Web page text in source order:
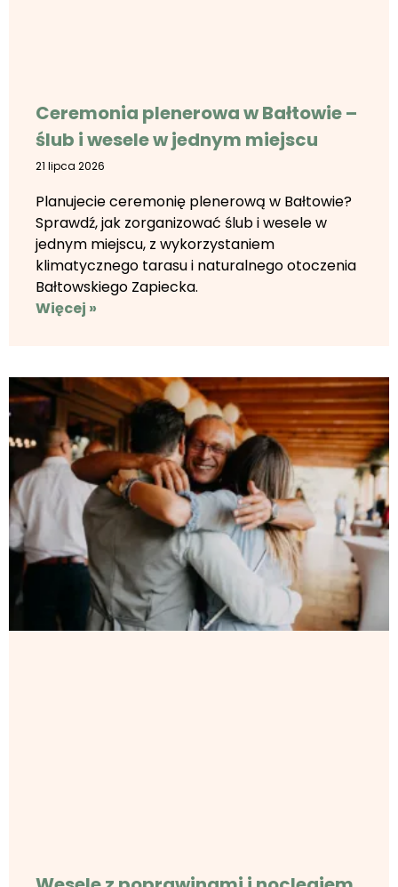
Ceremonia plenerowa w Bałtowie –
ślub i wesele w jednym miejscu
21 lipca 2026
Planujecie ceremonię plenerową w Bałtowie?
Sprawdź, jak zorganizować ślub i wesele w
jednym miejscu, z wykorzystaniem
klimatycznego tarasu i naturalnego otoczenia
Bałtowskiego Zapiecka.
Więcej »